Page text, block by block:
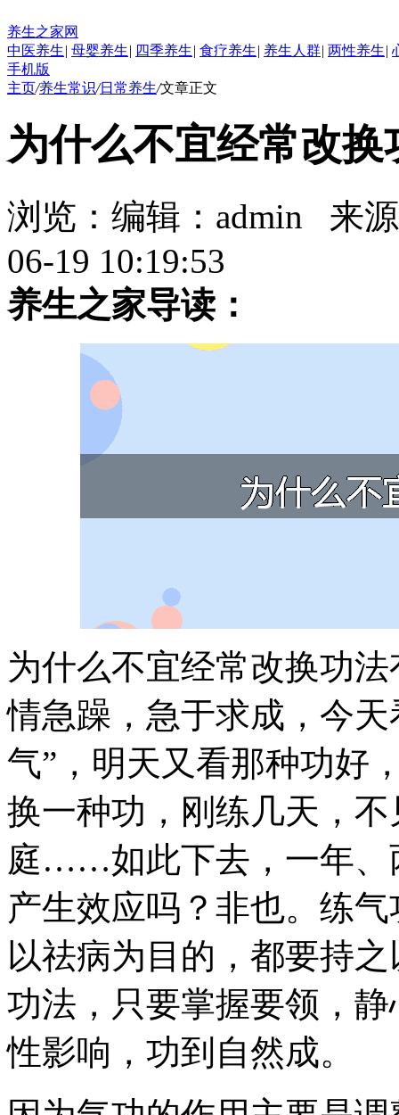
养生之家网
中医养生| 母婴养生| 四季养生| 食疗养生| 养生人群| 两性养生|
手机版
主页/养生常识/日常养生/文章正文
为什么不宜经常改换
浏览： 编辑： admin 来
06-19 10:19:53
养生之家导读：
为什么不宜经常改换功
情急躁，急于求成，今
气”，明天又看那种功好
换一种功，刚练几天，
庭……如此下去，一年、
产生效应吗？非也。练
以祛病为目的，都要持
功法，只要掌握要领，
性影响，功到自然成。